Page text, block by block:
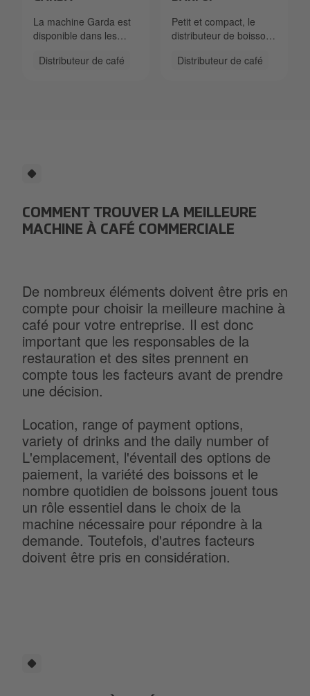
La machine Garda est
disponible dans les
Espresso et Double
Distributeur de café
Petit et compact, le
distributeur de boissons
Up affiche un design
Distributeur de café
COMMENT TROUVER LA MEILLEURE
MACHINE À CAFÉ COMMERCIALE
De nombreux éléments doivent être pris en
compte pour choisir la meilleure machine à
café pour votre entreprise. Il est donc
important que les responsables de la
restauration et des sites prennent en
compte tous les facteurs avant de prendre
une décision.
Location, range of payment options,
variety of drinks and the daily number of
L'emplacement, l'éventail des options de
paiement, la variété des boissons et le
nombre quotidien de boissons jouent tous
un rôle essentiel dans le choix de la
machine nécessaire pour répondre à la
demande. Toutefois, d'autres facteurs
doivent être pris en considération.